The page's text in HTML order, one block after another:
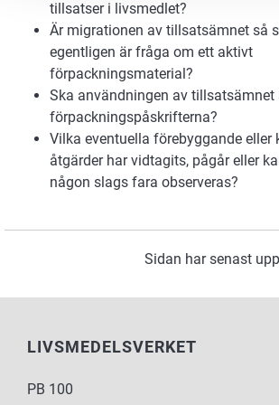
tillsatser i livsmedlet?
Är migrationen av tillsatsämnet så
egentligen är fråga om ett aktivt
förpackningsmaterial?
Ska användningen av tillsatsämnet
förpackningspåskrifterna?
Vilka eventuella förebyggande eller
åtgärder har vidtagits, pågår eller
någon slags fara observeras?
Sidan har senast
LIVSMEDELSVERKET
PB 100